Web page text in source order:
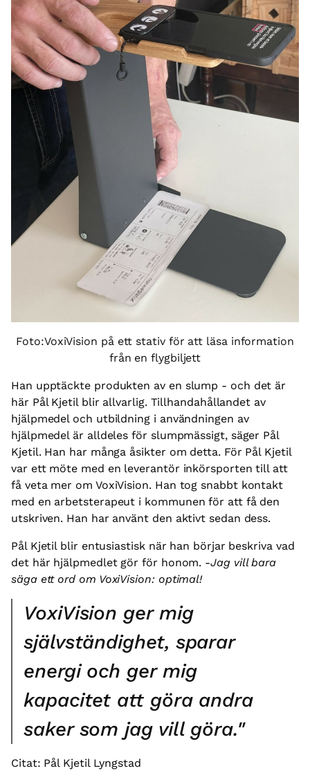
Foto:VoxiVision på ett stativ för att läsa information
från en flygbiljett
Han upptäckte produkten av en slump - och det är
här Pål Kjetil blir allvarlig. Tillhandahållandet av
hjälpmedel och utbildning i användningen av
hjälpmedel är alldeles för slumpmässigt, säger Pål
Kjetil. Han har många åsikter om detta. För Pål Kjetil
var ett möte med en leverantör inkörsporten till att
få veta mer om VoxiVision. Han tog snabbt kontakt
med en arbetsterapeut i kommunen för att få den
utskriven. Han har använt den aktivt sedan dess.
Pål Kjetil blir entusiastisk när han börjar beskriva vad
det här hjälpmedlet gör för honom. -Jag vill bara
säga ett ord om VoxiVision: optimal!
VoxiVision ger mig
självständighet, sparar
energi och ger mig
kapacitet att göra andra
saker som jag vill göra."
Citat: Pål Kjetil Lyngstad